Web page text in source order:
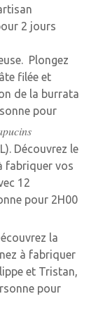
2 jours
Plongez
filée et
de la burrata
pour
Découvrez le
fabriquer vos
12
pour 2H00
la
à fabriquer
et Tristan,
pour